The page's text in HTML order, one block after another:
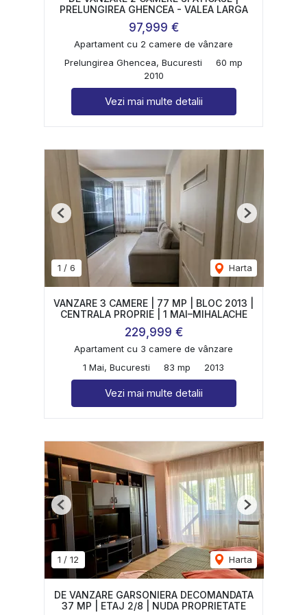
PRELUNGIREA GHENCEA - VALEA LARGA
97,999 €
Apartament cu 2 camere de vânzare
Prelungirea Ghencea, Bucuresti
60 mp
2010
Vezi mai multe detalii
1 / 6 Harta
Previous Next
VANZARE 3 CAMERE | 77 MP | BLOC 2013 |
CENTRALA PROPRIE | 1 MAI–MIHALACHE
229,999 €
Apartament cu 3 camere de vânzare
1 Mai, Bucuresti
83 mp 2013
Vezi mai multe detalii
1 / 12 Harta
Previous Next
DE VANZARE GARSONIERA DECOMANDATA
37 MP | ETAJ 2/8 | NUDA PROPRIETATE